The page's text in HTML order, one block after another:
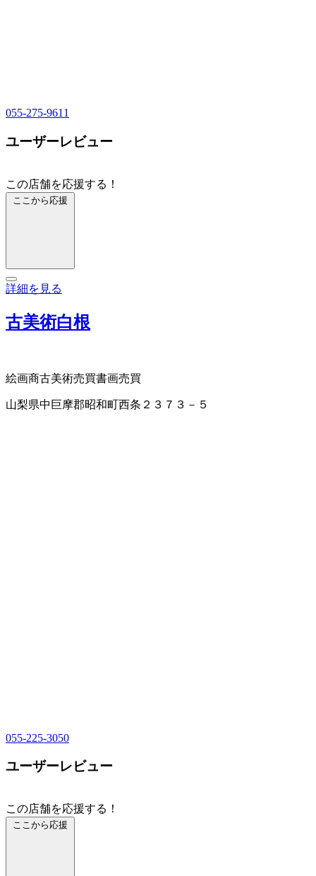
055-275-9611
ユーザーレビュー
この店舗を応援する！
ここから応援
詳細を見る
古美術白根
絵画商古美術売買書画売買
山梨県中巨摩郡昭和町西条２３７３－５
055-225-3050
ユーザーレビュー
この店舗を応援する！
ここから応援